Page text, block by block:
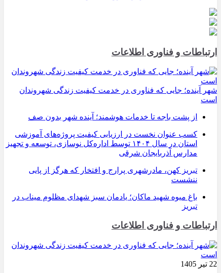
ارتباطات و فناوری اطلاعات
شهر آینده؛ جایی که فناوری در خدمت کیفیت زندگی شهروندان
است
از پشت باجه تا خدمات هوشمند؛ آینده شهر بدون صف
کسب عنوان نخست در ارزیابی کیفیت پروژه‌های آموزشی
استان در سال ۱۴۰۴ توسط اداره‌کل نوسازی، توسعه و تجهیز
مدارس آذربایجان شرقی
تبریز کهن، مادرشهری پرارج و افتخار که هرگز از پایی
ننشست
باغ میوه شهید ماکان؛ یادمان سبز شهدای مظلوم میناب در
تبریز
ارتباطات و فناوری اطلاعات
22 تیر 1405